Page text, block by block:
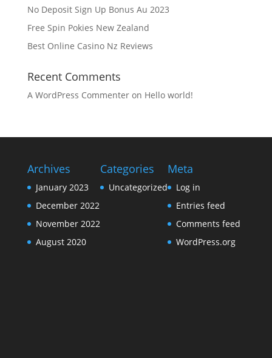
No Deposit Sign Up Bonus Au 2023
Free Spin Pokies New Zealand
Best Online Casino Nz Reviews
Recent Comments
A WordPress Commenteron Hello world!
Archives
January 2023
December 2022
November 2022
August 2020
Categories
Uncategorized
Meta
Log in
Entries feed
Comments feed
WordPress.org